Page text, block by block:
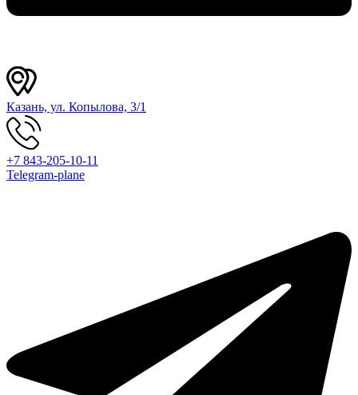
Казань, ул. Копылова, 3/1
+7 843-205-10-11
Telegram-plane